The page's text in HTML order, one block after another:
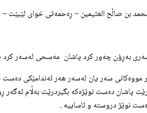
بن صاڵح العثيمين – ڕه‌حمه‌تی خوای لێبێت –
مووه‌كانی سه‌ر یان له‌سه‌ر هه‌ر ئه‌ندامێكی ده‌ست
پاشان ده‌ست نوێژه‌كه‌ بگیردرێت به‌ڵام
نوێژ دروسته‌ و ئاساییه‌ .